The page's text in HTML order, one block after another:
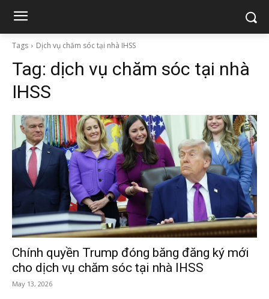
Tags Dịch vụ chăm sóc tại nhà IHSS
Tag: dịch vụ chăm sóc tại nhà
IHSS
Chính quyền Trump đóng băng đăng ký mới
cho dịch vụ chăm sóc tại nhà IHSS
May 13, 2026